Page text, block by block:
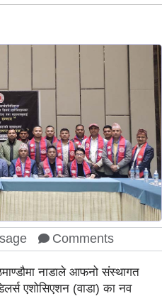
Comments
नाडाले आफनो संस्थागत
एशोसिएशन (वाडा) का नव